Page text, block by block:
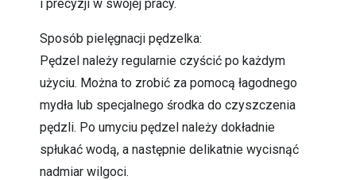
i precyzji w swojej pracy.
Sposób pielęgnacji pędzelka:
Pędzel należy regularnie czyścić po każdym
użyciu. Można to zrobić za pomocą łagodnego
mydła lub specjalnego środka do czyszczenia
pędzli. Po umyciu pędzel należy dokładnie
spłukać wodą, a następnie delikatnie wycisnąć
nadmiar wilgoci.